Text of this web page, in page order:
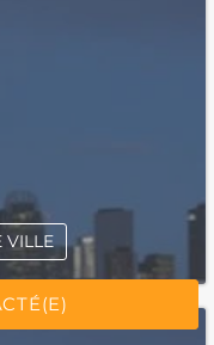
165 avis
VILLE